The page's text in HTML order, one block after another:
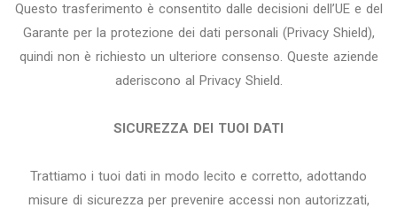
Questo trasferimento è consentito dalle decisioni dell’UE e del
Garante per la protezione dei dati personali (Privacy Shield),
quindi non è richiesto un ulteriore consenso. Queste aziende
aderiscono al Privacy Shield.
SICUREZZA DEI TUOI DATI
Trattiamo i tuoi dati in modo lecito e corretto, adottando
misure di sicurezza per prevenire accessi non autorizzati,